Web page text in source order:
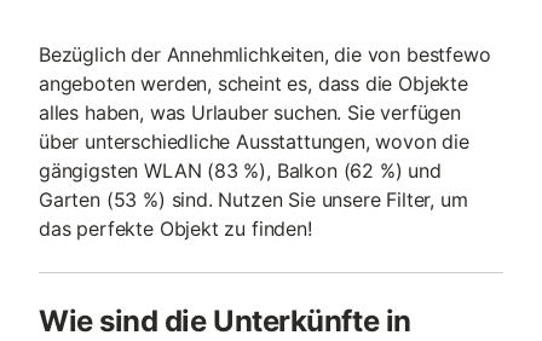
Bezüglich der Annehmlichkeiten, die von bestfewo
angeboten werden, scheint es, dass die Objekte
alles haben, was Urlauber suchen. Sie verfügen
über unterschiedliche Ausstattungen, wovon die
gängigsten WLAN (83 %), Balkon (62 %) und
Garten (53 %) sind. Nutzen Sie unsere Filter, um
das perfekte Objekt zu finden!
Wie sind die Unterkünfte in